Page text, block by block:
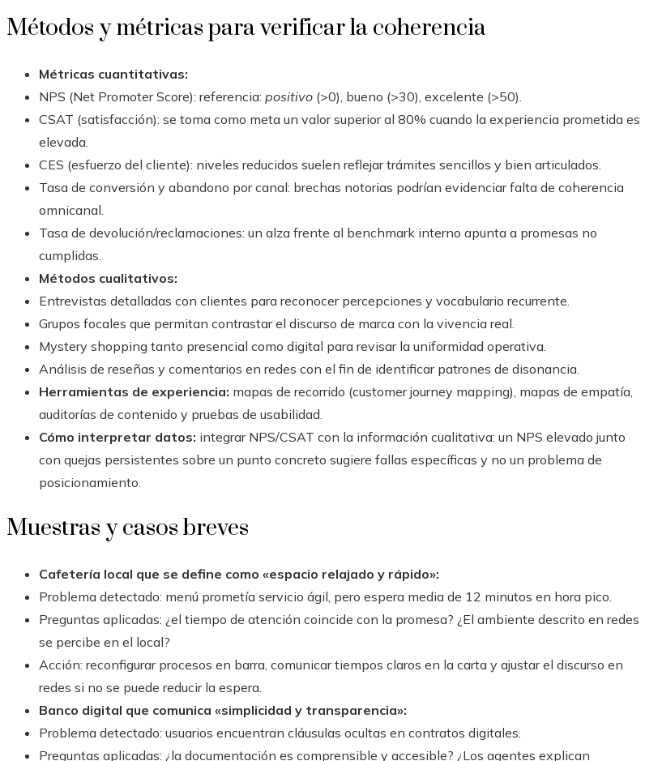
Métodos y métricas para verificar la coherencia
Métricas cuantitativas:
NPS (Net Promoter Score): referencia: positivo (>0), bueno (>30), excelente (>50).
CSAT (satisfacción): se toma como meta un valor superior al 80% cuando la experiencia prometida es
elevada.
CES (esfuerzo del cliente): niveles reducidos suelen reflejar trámites sencillos y bien articulados.
Tasa de conversión y abandono por canal: brechas notorias podrían evidenciar falta de coherencia
omnicanal.
Tasa de devolución/reclamaciones: un alza frente al benchmark interno apunta a promesas no
cumplidas.
Métodos cualitativos:
Entrevistas detalladas con clientes para reconocer percepciones y vocabulario recurrente.
Grupos focales que permitan contrastar el discurso de marca con la vivencia real.
Mystery shopping tanto presencial como digital para revisar la uniformidad operativa.
Análisis de reseñas y comentarios en redes con el fin de identificar patrones de disonancia.
Herramientas de experiencia: mapas de recorrido (customer journey mapping), mapas de empatía,
auditorías de contenido y pruebas de usabilidad.
Cómo interpretar datos: integrar NPS/CSAT con la información cualitativa: un NPS elevado junto
con quejas persistentes sobre un punto concreto sugiere fallas específicas y no un problema de
posicionamiento.
Muestras y casos breves
Cafetería local que se define como «espacio relajado y rápido»:
Problema detectado: menú prometía servicio ágil, pero espera media de 12 minutos en hora pico.
Preguntas aplicadas: ¿el tiempo de atención coincide con la promesa? ¿El ambiente descrito en redes
se percibe en el local?
Acción: reconfigurar procesos en barra, comunicar tiempos claros en la carta y ajustar el discurso en
redes si no se puede reducir la espera.
Banco digital que comunica «simplicidad y transparencia»:
Problema detectado: usuarios encuentran cláusulas ocultas en contratos digitales.
Preguntas aplicadas: ¿la documentación es comprensible y accesible? ¿Los agentes explican